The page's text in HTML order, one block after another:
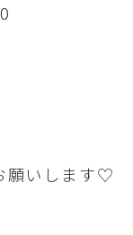
願いします♡